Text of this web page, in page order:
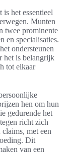
het essentieel
Munten
twee prominente
en specialisaties.
ondersteunen
het is belangrijk
tot elkaar
hen om hun
gedurende het
richt zich
met een
Dit
van een